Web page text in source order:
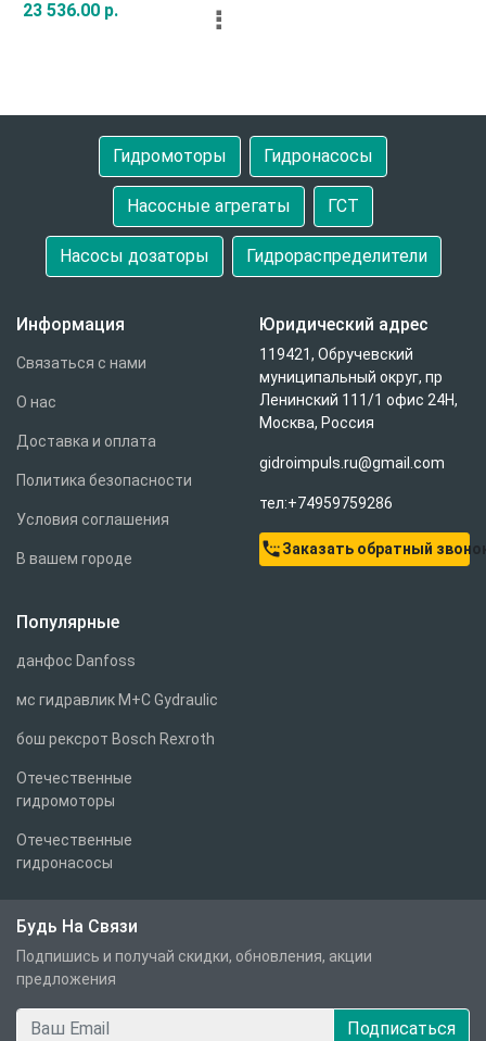
23 536.00 р. ⠇
Гидромоторы Гидронасосы
Насосные агрегаты ГСТ
Насосы дозаторы Гидрораспределители
Информация
Связаться с нами
О нас
Доставка и оплата
Политика безопасности
Условия соглашения
В вашем городе
Юридический адрес
119421, Обручевский
муниципальный округ, пр
Ленинский 111/1 офис 24Н,
Москва, Россия
gidroimpuls.ru@gmail.com
тел:+74959759286
settings_phoneЗаказать обратный
Популярные
данфос Danfoss
мс гидравлик M+C Gydraulic
бош рексрот Bosch Rexroth
Отечественные
гидромоторы
Отечественные
гидронасосы
Будь На Связи
Подпишись и получай скидки, обновления, акции
предложения
Подписаться